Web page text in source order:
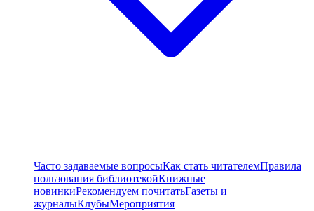
Часто задаваемые вопросыКак стать читателемПравила
пользования библиотекойКнижные
новинкиРекомендуем почитатьГазеты и
журналыКлубыМероприятия